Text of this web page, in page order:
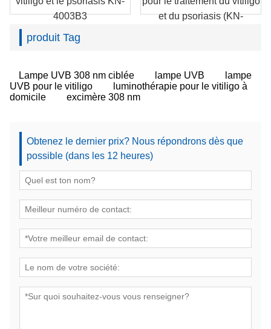
4003B3
et du psoriasis (KN-
produit Tag
Lampe UVB 308 nm ciblée lampe UVB
lampe
UVB pour le vitiligo
luminothérapie pour le vitiligo à
domicile
excimère 308 nm
Obtenez le dernier prix? Nous répondrons dès que
possible (dans les 12 heures)